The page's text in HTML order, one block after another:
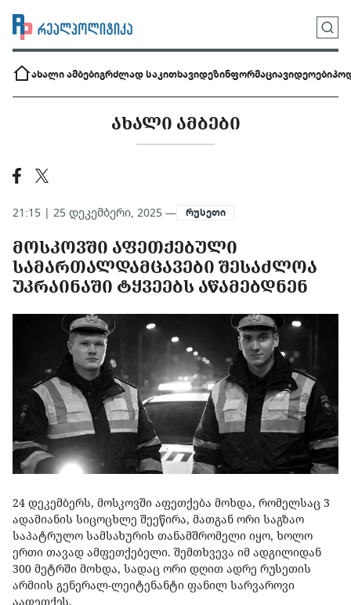
ახალი ამბებიგრძლად საკითხავიდეზინფორმაციავიდეოები
ᲐᲮᲐᲚᲘ ᲐᲛᲑᲔᲑᲘ
21:15 | 25 დეკემბერი, 2025 — რუსეთი
ᲛᲝᲡᲙᲝᲕᲨᲘ ᲐᲤᲔᲗᲥᲔᲑᲣᲚᲘ
ᲡᲐᲛᲐᲠᲗᲐᲚᲓᲐᲛᲪᲐᲕᲔᲑᲘ ᲨᲔᲡᲐᲫᲚᲝᲐ
ᲣᲙᲠᲐᲘᲜᲐᲨᲘ ᲢᲧᲕᲔᲔᲑᲡ ᲐᲬᲐᲛᲔᲑᲓᲜᲔᲜ
24 დეკემბერს, მოსკოვში აფეთქება მოხდა, რომელსაც 3
ადამიანის სიცოცხლე შეეწირა, მათგან ორი საგზაო
საპატრულო სამსახურის თანამშრომელი იყო, ხოლო
ერთი თავად ამფეთქებელი. შემთხვევა იმ ადგილიდან
300 მეტრში მოხდა, სადაც ორი დღით ადრე რუსეთის
არმიის გენერალ-ლეიტენანტი ფანილ სარვაროვი
ააფეთქეს.